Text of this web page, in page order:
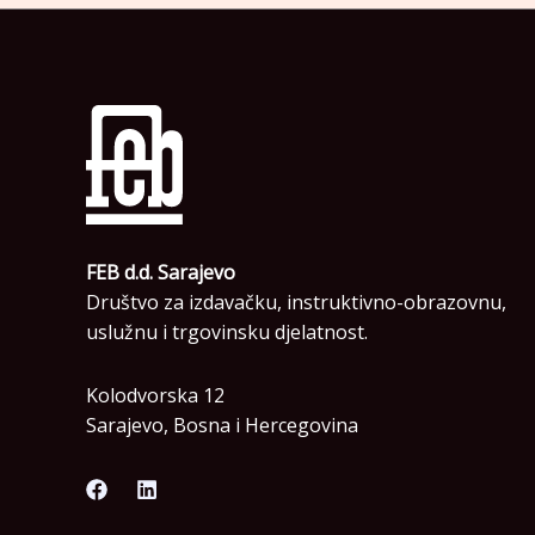
FEB d.d. Sarajevo
Društvo za izdavačku, instruktivno-obrazovnu,
uslužnu i trgovinsku djelatnost.
Kolodvorska 12
Sarajevo, Bosna i Hercegovina